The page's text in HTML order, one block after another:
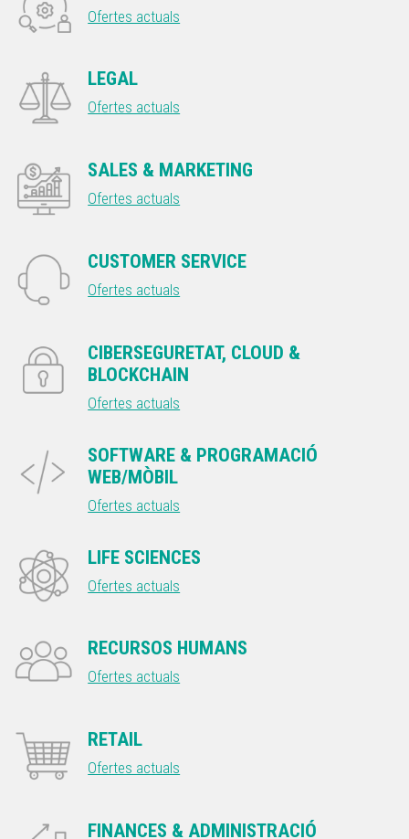
Ofertes actuals
LEGAL
Ofertes actuals
SALES & MARKETING
Ofertes actuals
CUSTOMER SERVICE
Ofertes actuals
CIBERSEGURETAT, CLOUD &
BLOCKCHAIN
Ofertes actuals
SOFTWARE & PROGRAMACIÓ
WEB/MÒBIL
Ofertes actuals
LIFE SCIENCES
Ofertes actuals
RECURSOS HUMANS
Ofertes actuals
RETAIL
Ofertes actuals
FINANCES & ADMINISTRACIÓ